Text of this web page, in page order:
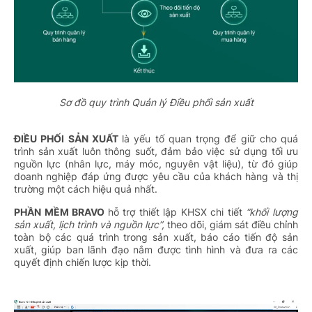
Sơ đồ quy trình Quản lý Điều phối sản xuất
ĐIỀU PHỐI SẢN XUẤT là yếu tố quan trọng để giữ cho quá
trình sản xuất luôn thông suốt, đảm bảo việc sử dụng tối ưu
nguồn lực (nhân lực, máy móc, nguyên vật liệu), từ đó giúp
doanh nghiệp đáp ứng được yêu cầu của khách hàng và thị
trường một cách hiệu quả nhất.
PHẦN MỀM BRAVO hỗ trợ thiết lập KHSX chi tiết “khối lượng
sản xuất, lịch trình và nguồn lực”, theo dõi, giám sát điều chỉnh
toàn bộ các quá trình trong sản xuất, báo cáo tiến độ sản
xuất, giúp ban lãnh đạo nắm được tình hình và đưa ra các
quyết định chiến lược kịp thời.